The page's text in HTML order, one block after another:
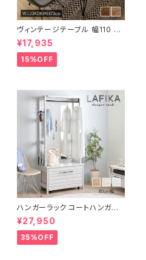
ヴィンテージテーブル 幅110 ダ
イニングテーブル リビングテー
ブル サイドテーブル 新生活 模
様替え
¥17,935
15%OFF
ハンガーラック コートハンガー
ワードローブ フリーラック クロ
ーゼット 幅80 新生活 一人暮ら
し
¥27,950
35%OFF